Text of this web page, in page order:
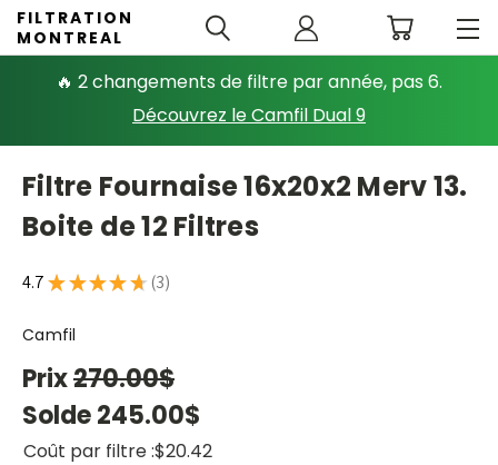
🔥 2 changements de filtre par année, pas 6.
Découvrez le Camfil Dual 9
FILTRATION
MONTREAL
Filtre Fournaise 16x20x2 Merv 13.
Boite de 12 Filtres
4.7★ ★ ★ ★ ★ 3
3
Camfil
Prix270.00$
Solde245.00$
Coût par filtre :$20.42